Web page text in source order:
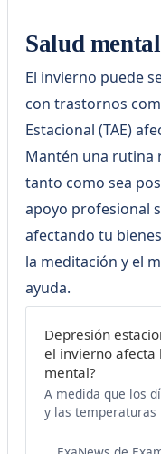
Salud
El invierno puede
con trastornos
Estacional (TAE)
Mantén una rutina
tanto como sea
apoyo profesional
afectando tu
la meditación y el
ayuda.
Depresión
el invierno afecta
mental?
A medida que los
y las temperaturas
un cambio